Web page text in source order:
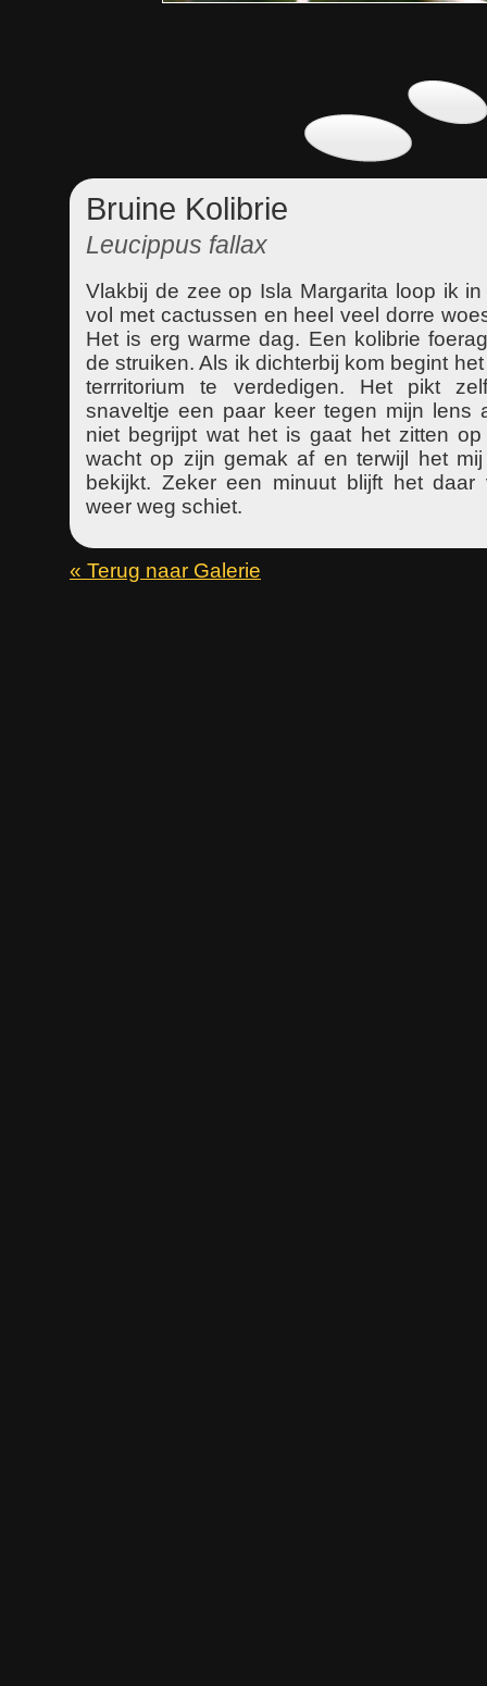
Bruine Kolibrie
Leucippus fallax
Vlakbij de zee op Isla Margarita loop ik
vol met cactussen en heel veel dorre
Het is erg warme dag. Een kolibrie
de struiken. Als ik dichterbij kom begint
terrritorium te verdedigen. Het pikt
snaveltje een paar keer tegen mijn lens
niet begrijpt wat het is gaat het zitten
wacht op zijn gemak af en terwijl het
bekijkt. Zeker een minuut blijft het daar
weer weg schiet.
« Terug naar Galerie